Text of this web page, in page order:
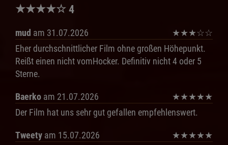
★★★★☆ 4
mud am 31.07.2026 ★★★☆☆
Eher durchschnittlicher Film ohne großen Höhepunkt.
Reißt einen nicht vomHocker. Definitiv nicht 4 oder 5
Sterne.
Baerko am 21.07.2026 ★★★★★
Der Film hat uns sehr gut gefallen empfehlenswert.
Tweety am 15.07.2026 ★★★★★